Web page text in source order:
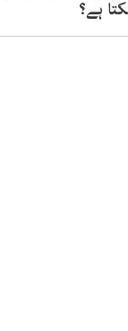
ہے؟